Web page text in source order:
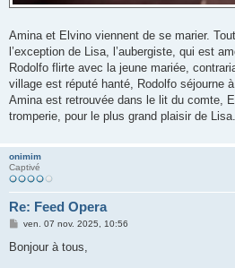
Amina et Elvino viennent de se marier.
l’exception de Lisa, l’aubergiste, qui est
Rodolfo flirte avec la jeune mariée,
village est réputé hanté, Rodolfo séjourne
Amina est retrouvée dans le lit du comte,
tromperie, pour le plus grand plaisir de Lisa.
onimim
Captivé
Re: Feed Opera
M
s
ven. 07 nov. 2025, 10:56
Bonjour à tous,